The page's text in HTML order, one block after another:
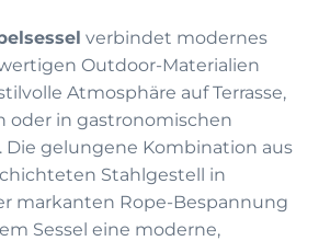
verbindet modernes
Outdoor-Materialien
Atmosphäre auf Terrasse,
oder in gastronomischen
Die gelungene Kombination aus
Stahlgestell in
markanten Rope-Bespannung
Sessel eine moderne,